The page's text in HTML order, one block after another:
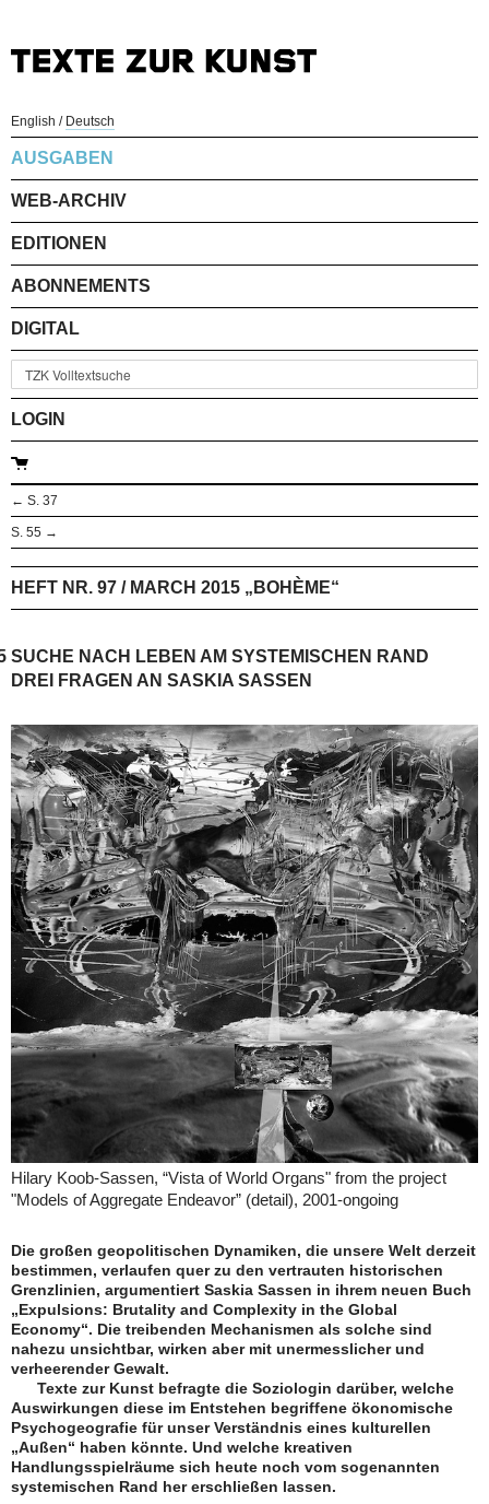
English / Deutsch
AUSGABEN
WEB-ARCHIV
EDITIONEN
ABONNEMENTS
DIGITAL
LOGIN
← S. 37
S. 55 →
HEFT NR. 97 / MARCH 2015 „BOHÈME“
SUCHE NACH LEBEN AM SYSTEMISCHEN RAND
DREI FRAGEN AN SASKIA SASSEN
Hilary Koob-Sassen, “Vista of World Organs" from the project
"Models of Aggregate Endeavor” (detail), 2001-ongoing
Die großen geopolitischen Dynamiken, die unsere Welt derzeit
bestimmen, verlaufen quer zu den vertrauten historischen
Grenzlinien, argumentiert Saskia Sassen in ihrem neuen Buch
„Expulsions: Brutality and Complexity in the Global
Economy“. Die treibenden Mechanismen als solche sind
nahezu unsichtbar, wirken aber mit unermesslicher und
verheerender Gewalt.
Texte zur Kunst befragte die Soziologin darüber, welche
Auswirkungen diese im Entstehen begriffene ökonomische
Psychogeografie für unser Verständnis eines kulturellen
„Außen“ haben könnte. Und welche kreativen
Handlungsspielräume sich heute noch vom sogenannten
systemischen Rand her erschließen lassen.